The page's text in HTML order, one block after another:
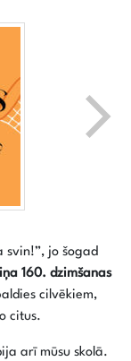
svin!”, jo šogad
160. dzimšanas
cilvēkiem,
citus.
arī mūsu skolā.